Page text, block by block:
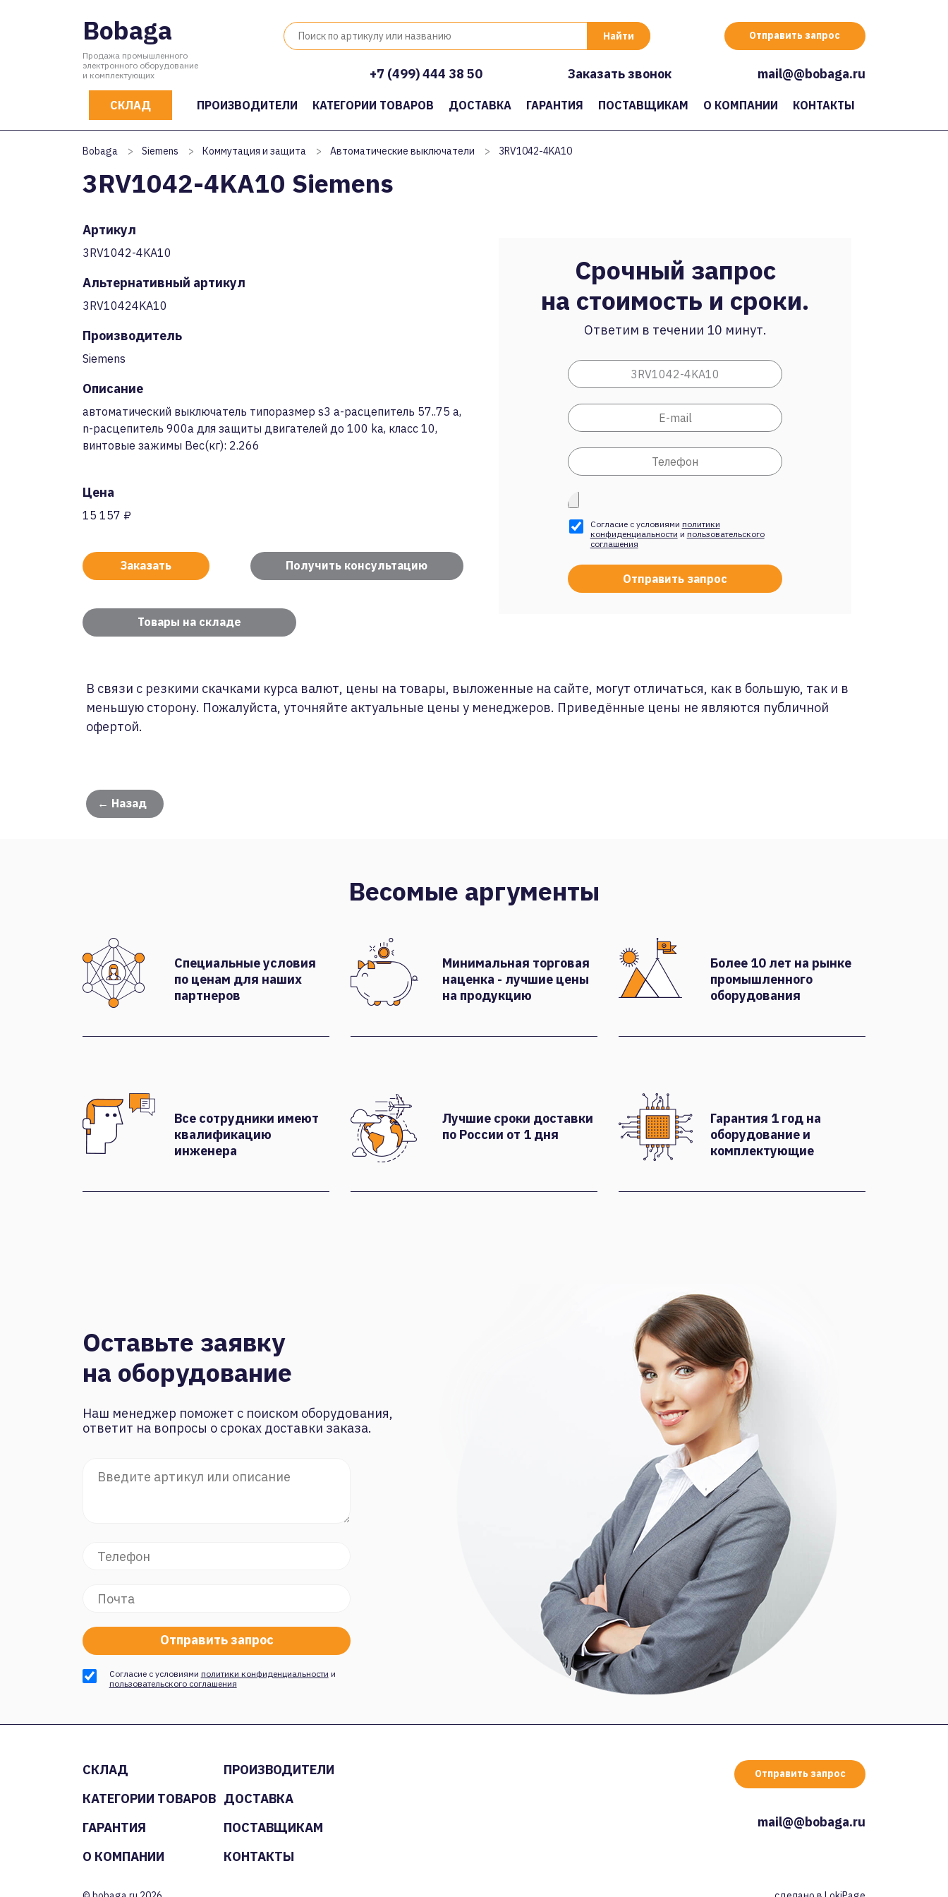
Bobaga
Продажа промышленного
электронного оборудование
и комплектующих
Отправить запрос
+7 (499) 444 38 50 Заказать звонок mail@@bobaga.ru
СКЛАД ПРОИЗВОДИТЕЛИ КАТЕГОРИИ ТОВАРОВ ДОСТАВКА ГАРАНТИЯ ПОСТАВЩИКАМ О КОМПАНИИ КОНТАКТЫ
Bobaga > Siemens > Коммутация и защита > Автоматические выключатели > 3RV1042-4KA10
3RV1042-4KA10 Siemens
Артикул
3RV1042-4KA10
Альтернативный артикул
3RV10424KA10
Производитель
Siemens
Описание
автоматический выключатель типоразмер s3 a-расцепитель 57..75 a,
n-расцепитель 900a для защиты двигателей до 100 ka, класс 10,
винтовые зажимы Вес(кг): 2.266
Цена
15 157 ₽
Заказать Получить консультацию
Товары на складе
Срочный запрос
на стоимость и сроки.
Ответим в течении 10 минут.
Согласие с условиями политики
конфиденциальности и пользовательского
соглашения
В связи с резкими скачками курса валют, цены на товары, выложенные на сайте, могут отличаться, как в большую, так и в
меньшую сторону. Пожалуйста, уточняйте актуальные цены у менеджеров. Приведённые цены не являются публичной
офертой.
← Назад
Весомые аргументы
Специальные условия
по ценам для наших
партнеров
Минимальная торговая
наценка - лучшие цены
на продукцию
Более 10 лет на рынке
промышленного
оборудования
Все сотрудники имеют
квалификацию
инженера
Лучшие сроки доставки
по России от 1 дня
Гарантия 1 год на
оборудование и
комплектующие
Оставьте заявку
на оборудование
Наш менеджер поможет с поиском оборудования,
ответит на вопросы о сроках доставки заказа.
Согласие с условиями политики конфиденциальности и
пользовательского соглашения
СКЛАД
ПРОИЗВОДИТЕЛИ
КАТЕГОРИИ ТОВАРОВ ДОСТАВКА
ГАРАНТИЯ
ПОСТАВЩИКАМ
О КОМПАНИИ
КОНТАКТЫ
Отправить запрос
mail@@bobaga.ru